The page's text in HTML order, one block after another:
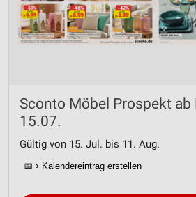
Sconto Möbel Prospekt ab
15.07.
Gültig von 15. Jul. bis 11. Aug.
📅 Kalendereintrag erstellen